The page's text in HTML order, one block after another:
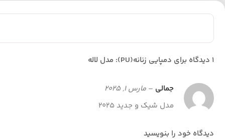
1 دیدگاه برای دمپایی زنانه(PU): مدل لاله
جمالی – مارس 1, 2025
مدل شیک و جدید 2025
دیدگاه خود را بنویسید